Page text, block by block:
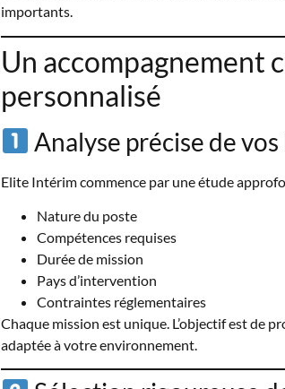
importants.
Un accompagnement
personnalisé
Analyse précise de
Elite Intérim commence par une étude
Nature du poste
Compétences requises
Durée de mission
Pays d’intervention
Contraintes réglementaires
Chaque mission est unique. L’objectif est de
adaptée à votre environnement.